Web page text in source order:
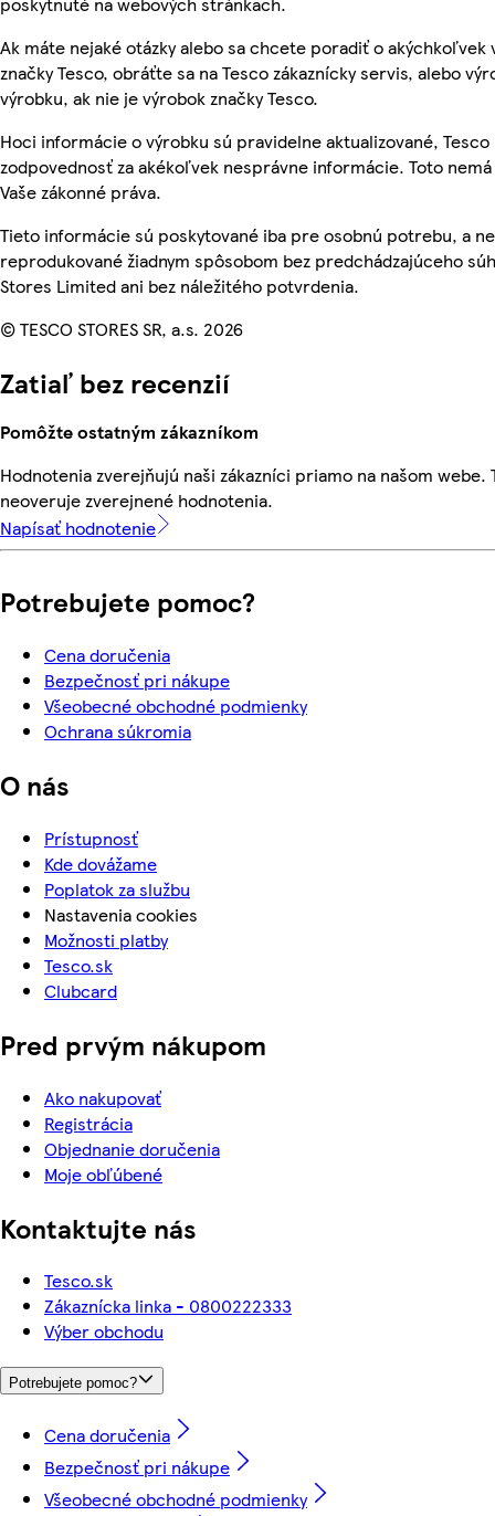
Ak máte nejaké otázky alebo sa chcete poradiť o akýchkoľvek
značky Tesco, obráťte sa na Tesco zákaznícky servis, alebo
výrobku, ak nie je výrobok značky Tesco.
Hoci informácie o výrobku sú pravidelne aktualizované, Tesco
zodpovednosť za akékoľvek nesprávne informácie. Toto
Vaše zákonné práva.
Tieto informácie sú poskytované iba pre osobnú potrebu, a
reprodukované žiadnym spôsobom bez predchádzajúceho
Stores Limited ani bez náležitého potvrdenia.
© TESCO STORES SR, a.s. 2026
Zatiaľ bez recenzií
Pomôžte ostatným zákazníkom
Hodnotenia zverejňujú naši zákazníci priamo na našom webe.
neoveruje zverejnené hodnotenia.
Napísať hodnotenie
Potrebujete pomoc?
Cena doručenia
Bezpečnosť pri nákupe
Všeobecné obchodné podmienky
Ochrana súkromia
O nás
Prístupnosť
Kde dovážame
Poplatok za službu
Nastavenia cookies
Možnosti platby
Tesco.sk
Clubcard
Pred prvým nákupom
Ako nakupovať
Registrácia
Objednanie doručenia
Moje obľúbené
Kontaktujte nás
Tesco.sk
Zákaznícka linka - 0800222333
Výber obchodu
Potrebujete pomoc?
Cena doručenia
Bezpečnosť pri nákupe
Všeobecné obchodné podmienky